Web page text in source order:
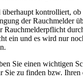
kontrolliert,
der Rauchmelder
ein und es wird nur
Sie einen wichtigen
Sie zu finden bzw.